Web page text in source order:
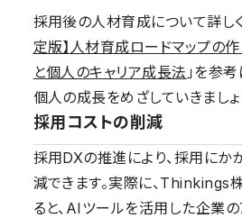
採用後の人材育成について詳しく
定版】人材育成ロードマップの
と個人のキャリア成長法」を参
個人の成長をめざしていきましょ
採用コストの削減
採用DXの推進により、採用にか
減できます。実際に、Thinkings
ると、AIツールを活用した企業